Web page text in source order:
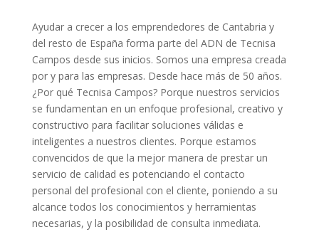
Ayudar a crecer a los emprendedores de Cantabria y
del resto de España forma parte del ADN de Tecnisa
Campos desde sus inicios. Somos una empresa creada
por y para las empresas. Desde hace más de 50 años.
¿Por qué Tecnisa Campos? Porque nuestros servicios
se fundamentan en un enfoque profesional, creativo y
constructivo para facilitar soluciones válidas e
inteligentes a nuestros clientes. Porque estamos
convencidos de que la mejor manera de prestar un
servicio de calidad es potenciando el contacto
personal del profesional con el cliente, poniendo a su
alcance todos los conocimientos y herramientas
necesarias, y la posibilidad de consulta inmediata.